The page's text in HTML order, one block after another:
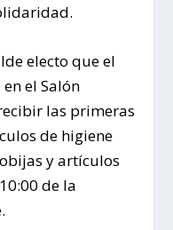
electo que el
el Salón
las primeras
de higiene
y artículos
de la